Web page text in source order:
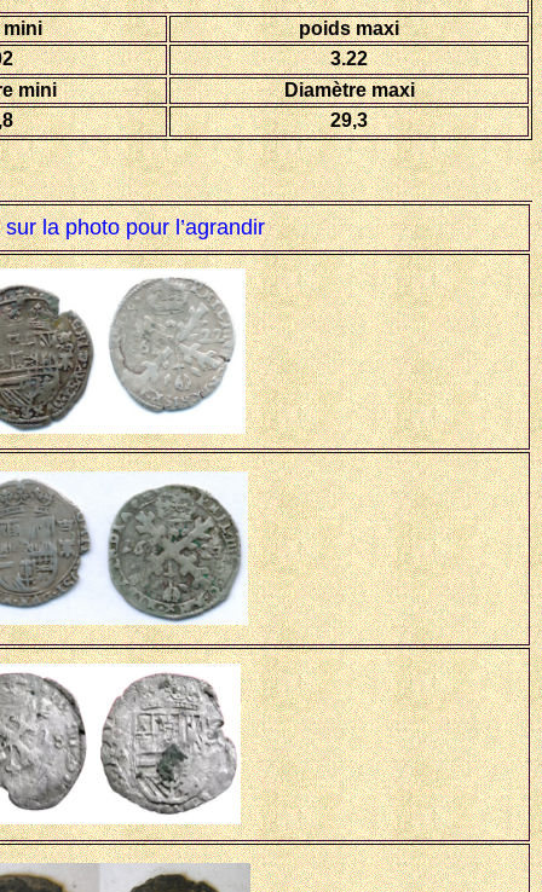
poids maxi
3.22
mini
Diamètre maxi
29,3
la photo pour l’agrandir